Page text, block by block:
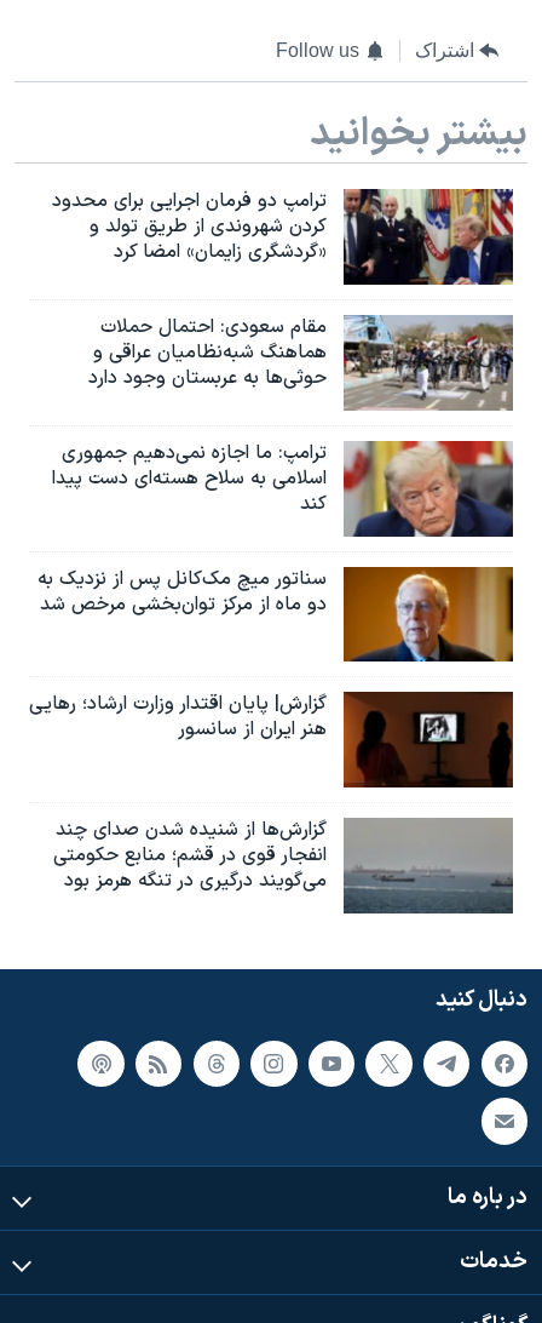
اشتراک Follow us
بیشتر بخوانید
ترامپ دو فرمان اجرایی برای محدود
کردن شهروندی از طریق تولد و
«گردشگری زایمان» امضا کرد
مقام سعودی: احتمال حملات
هماهنگ شبه‌نظامیان عراقی و
حوثی‌ها به عربستان وجود دارد
ترامپ: ما اجازه نمی‌دهیم جمهوری
اسلامی به سلاح هسته‌ای دست پیدا
کند
سناتور میچ مک‌کانل پس از نزدیک به
دو ماه از مرکز توان‌بخشی مرخص شد
گزارش| پایان اقتدار وزارت ارشاد؛ رهایی
هنر ایران از سانسور
گزارش‌ها از شنیده شدن صدای چند
انفجار قوی در قشم؛ منابع حکومتی
می‌گویند درگیری در تنگه هرمز بود
دنبال کنید
در باره ما
خدمات